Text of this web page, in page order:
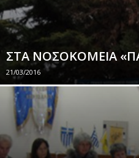
ΣΤΑ ΝΟΣΟΚΟΜΕΙΑ
21/03/2016